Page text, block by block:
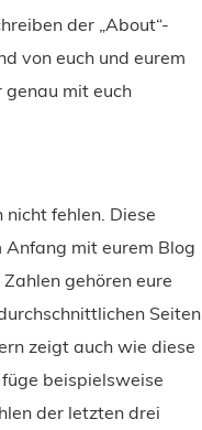
der „About“-
von euch und eurem
genau mit euch
fehlen. Diese
mit eurem Blog
gehören eure
Seiten
zeigt auch wie diese
beispielsweise
der letzten drei